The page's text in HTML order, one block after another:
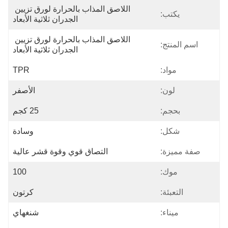
يكتب:
اللاصق المذاب بالحرارة لورق تزيين
الجدران ثلاثية الأبعاد
اسم المنتج:
اللاصق المذاب بالحرارة لورق تزيين
الجدران ثلاثية الأبعاد
مواد: TPR
لون: الأصفر
بحجم: 25 كجم
شكل: وسادة
صفة مميزة: التصاق قوي وقوة قشر عالية
موك: 100
التعبئة: كرتون
ميناء: شنغهاي